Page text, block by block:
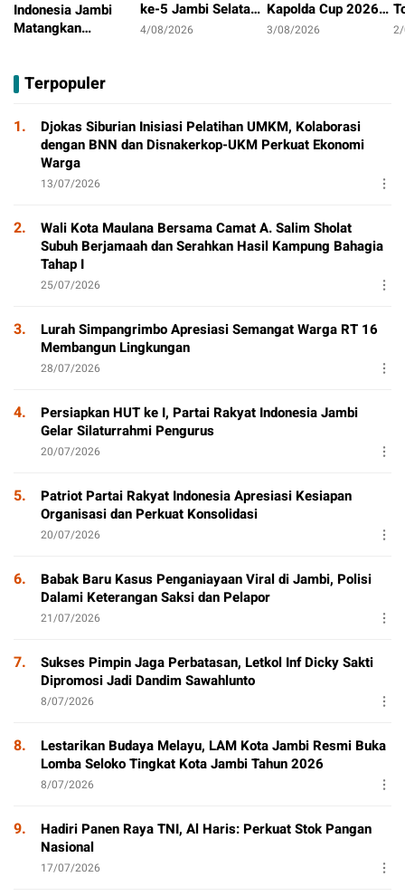
Indonesia Jambi
Matangkan
Pertama
ke-5 Jambi Selatan,
Syiar Al-Qur’an
4/08/2026
Kapolda Cup 2026
Ditutup Meriah,
3/08/2026
Terpopuler
1.
Djokas Siburian Inisiasi Pelatihan UMKM, Kolaborasi
dengan BNN dan Disnakerkop-UKM Perkuat Ekonomi
Warga
13/07/2026
2.
Wali Kota Maulana Bersama Camat A. Salim Sholat
Subuh Berjamaah dan Serahkan Hasil Kampung Bahagia
Tahap I
25/07/2026
3.
Lurah Simpangrimbo Apresiasi Semangat Warga RT 16
Membangun Lingkungan
28/07/2026
4.
Persiapkan HUT ke I, Partai Rakyat Indonesia Jambi
Gelar Silaturrahmi Pengurus
20/07/2026
5.
Patriot Partai Rakyat Indonesia Apresiasi Kesiapan
Organisasi dan Perkuat Konsolidasi
20/07/2026
6.
Babak Baru Kasus Penganiayaan Viral di Jambi, Polisi
Dalami Keterangan Saksi dan Pelapor
21/07/2026
7.
Sukses Pimpin Jaga Perbatasan, Letkol Inf Dicky Sakti
Dipromosi Jadi Dandim Sawahlunto
8/07/2026
8.
Lestarikan Budaya Melayu, LAM Kota Jambi Resmi Buka
Lomba Seloko Tingkat Kota Jambi Tahun 2026
8/07/2026
9.
Hadiri Panen Raya TNI, Al Haris: Perkuat Stok Pangan
Nasional
17/07/2026